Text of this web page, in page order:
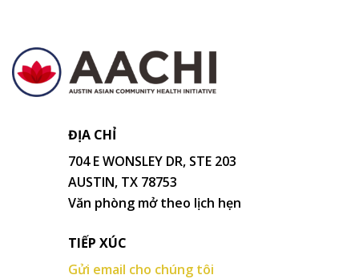
ĐỊA CHỈ
704 E WONSLEY DR, STE 203
AUSTIN, TX 78753
Văn phòng mở theo lịch hẹn
TIẾP XÚC
Gửi email cho chúng tôi